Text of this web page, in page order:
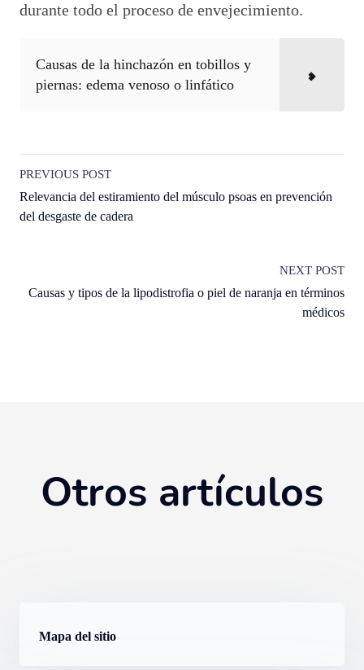
durante todo el proceso de envejecimiento.
Causas de la hinchazón en tobillos y
piernas: edema venoso o linfático
PREVIOUS POST
Relevancia del estiramiento del músculo psoas en prevención
del desgaste de cadera
NEXT POST
Causas y tipos de la lipodistrofia o piel de naranja en términos
médicos
Otros artículos
Mapa del sitio